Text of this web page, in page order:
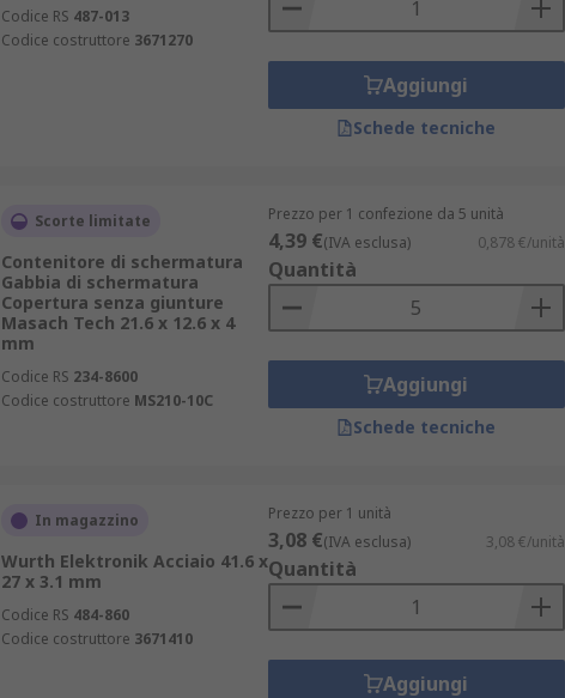
Codice RS 487-013
Codice costruttore 3671270
Aggiungi
Schede tecniche
Scorte limitate
Contenitore di schermatura
Gabbia di schermatura
Copertura senza giunture
Masach Tech 21.6 x 12.6 x 4
mm
Codice RS 234-8600
Codice costruttore MS210-10C
Prezzo per 1 confezione da 5 unità
4,39 €(IVA esclusa) 0,878 €/unità
Quantità
Aggiungi
Schede tecniche
In magazzino
Wurth Elektronik Acciaio 41.6 x
27 x 3.1 mm
Codice RS 484-860
Codice costruttore 3671410
Prezzo per 1 unità
3,08 €(IVA esclusa) 3,08 €/unità
Quantità
Aggiungi